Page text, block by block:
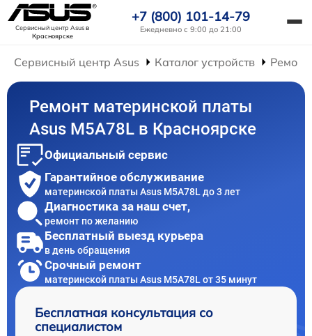
Сервисный центр Asusв
Красноярске
+7 (800) 101-14-79
Ежедневно с 9:00 до 21:00
Сервисный центр Asus Каталог устройств
Ремонт материнской платы
Asus M5A78L в Красноярске
Официальный сервис
Гарантийное обслуживание
материнской платы Asus M5A78L до 3 лет
Диагностика за наш счет,
ремонт по желанию
Бесплатный выезд курьера
в день обращения
Срочный ремонт
материнской платы Asus M5A78L от 35 минут
Бесплатная консультация со
специалистом